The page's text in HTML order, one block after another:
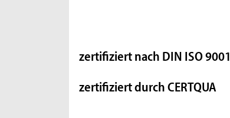
zertifiziert nach DIN ISO 9001
zertifiziert durch CERTQUA